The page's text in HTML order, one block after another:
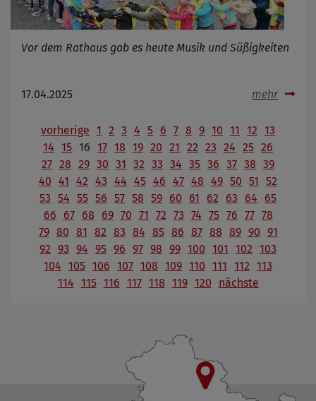
Vor dem Rathaus gab es heute Musik und Süßigkeiten
17.04.2025 mehr
vorherige 1 2 3 4 5 6 7 8 9 10 11 12 13
14 15 16 17 18 19 20 21 22 23 24 25 26
27 28 29 30 31 32 33 34 35 36 37 38 39
40 41 42 43 44 45 46 47 48 49 50 51
52
53 54 55 56 57 58 59 60 61 62 63 64
65
66
67 68 69 70 71 72 73 74 75 76 77 78
79 80 81 82 83 84 85 86 87 88 89 90 91
92 93 94 95 96 97 98 99 100 101 102 103
104 105 106 107 108 109 110 111 112 113
114 115 116 117 118 119 120 nächste